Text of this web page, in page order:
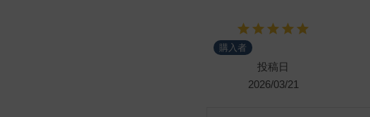
購入者
投稿日
2026/03/21